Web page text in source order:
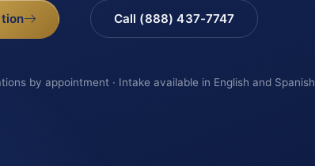
Call (888) 437-7747
by appointment · Intake available in English and Spanish